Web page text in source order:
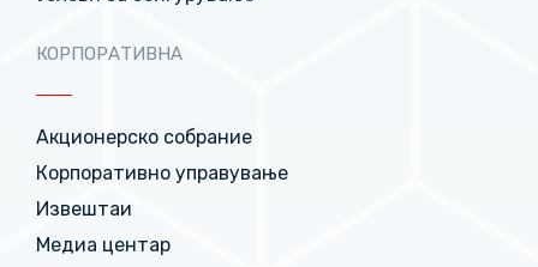
КОРПОРАТИВНА
Акционерско собрание
Корпоративно управување
Извештаи
Медиа центар